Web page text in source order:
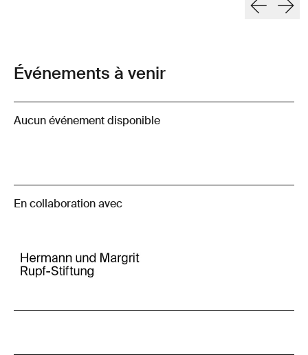
Événements à venir
Aucun événement disponible
En collaboration avec